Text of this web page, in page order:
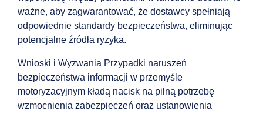
ważne, aby zagwarantować, że dostawcy spełniają
odpowiednie standardy bezpieczeństwa, eliminując
potencjalne źródła ryzyka.
Wnioski i Wyzwania Przypadki naruszeń
bezpieczeństwa informacji w przemyśle
motoryzacyjnym kładą nacisk na pilną potrzebę
wzmocnienia zabezpieczeń oraz ustanowienia